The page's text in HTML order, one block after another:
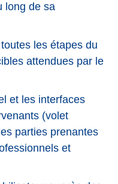
long de sa
les étapes du
attendues par le
et les interfaces
(volet
parties prenantes
et